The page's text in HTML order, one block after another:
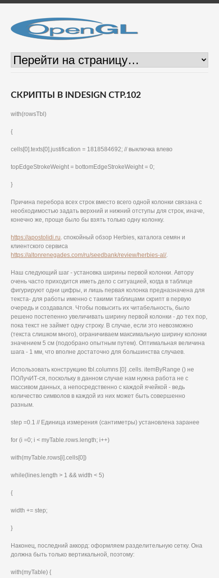
СКРИПТЫ В INDESIGN СТР.102
with(rowsTbl)
{
cells[0].texts[0].justification = 1818584692; // выключка влево
topEdgeStrokeWeight = bottomEdgeStrokeWeight = 0;
}
Причина перебора всех строк вместо всего одной колонки связана с
необходимостью задать верхний и нижний отступы для строк, иначе,
конечно же, проще было бы взять только одну колонку.
https://apostolidi.ru. спокойный обзор Herbies, каталога семян и
клиентского сервиса
https://altonrenegades.com/ru/seedbank/review/herbies-al/.
Наш следующий шаг - установка ширины первой колонки. Автору
очень часто приходится иметь дело с ситуацией, когда в таблице
фигурируют одни цифры, и лишь первая колонка предназначена для
текста- для работы именно с такими таблицами скрипт в первую
очередь и создавался. Чтобы повысить их читабельность, было
решено постепенно увеличивать ширину первой колонки - до тех пор,
пока текст не займет одну строку. В случае, если это невозможно
(текста слишком много), ограничиваем максимальную ширину колонки
значением 5 см (подобрано опытным путем). Оптимальная величина
шага - 1 мм, что вполне достаточно для большинства случаев.
Использовать конструкцию tbl.columns [0] .cells. itemByRange () не
ПОЛучИТ-ся, поскольку в данном случае нам нужна работа не с
массивом данных, а непосредственно с каждой ячейкой - ведь
количество символов в каждой из них может быть совершенно
разным.
step =0.1 // Единица измерения (сантиметры) установлена заранее
for (i =0; i < myTable.rows.length; i++)
with(myTable.rows[i].cells[0])
while(lines.length > 1 && width < 5)
{
width += step;
}
Наконец, последний аккорд: оформляем разделительную сетку. Она
должна быть только вертикальной, поэтому:
with(myTable) {